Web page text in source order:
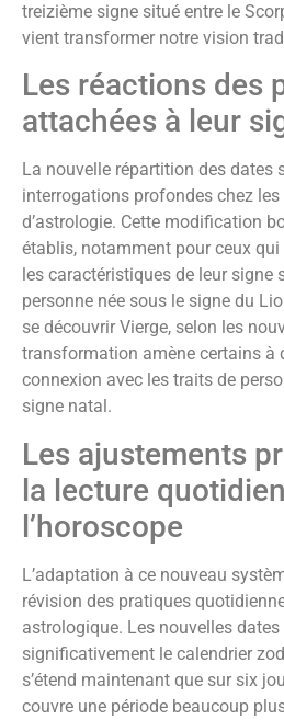
treizième signe situé entre le
vient transformer notre vision
Les réactions des
attachées à leur
La nouvelle répartition des dates
interrogations profondes chez
d’astrologie. Cette modification
établis, notamment pour ceux
les caractéristiques de leur signe
personne née sous le signe du
se découvrir Vierge, selon les
transformation amène certains à
connexion avec les traits de
signe natal.
Les ajustements
la lecture
l’horoscope
L’adaptation à ce nouveau
révision des pratiques
astrologique. Les nouvelles
significativement le calendrier
s’étend maintenant que sur six
couvre une période beaucoup